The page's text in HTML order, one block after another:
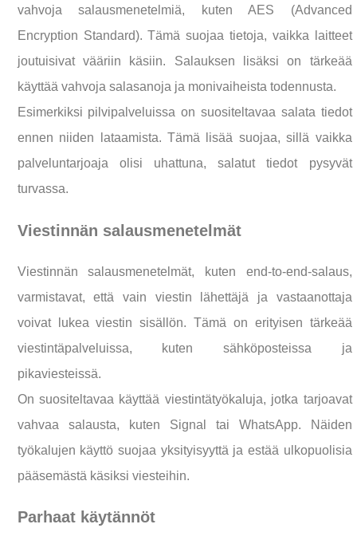
vahvoja salausmenetelmiä, kuten AES (Advanced
Encryption Standard). Tämä suojaa tietoja, vaikka laitteet
joutuisivat vääriin käsiin. Salauksen lisäksi on tärkeää
käyttää vahvoja salasanoja ja monivaiheista todennusta.
Esimerkiksi pilvipalveluissa on suositeltavaa salata tiedot
ennen niiden lataamista. Tämä lisää suojaa, sillä vaikka
palveluntarjoaja olisi uhattuna, salatut tiedot pysyvät
turvassa.
Viestinnän salausmenetelmät
Viestinnän salausmenetelmät, kuten end-to-end-salaus,
varmistavat, että vain viestin lähettäjä ja vastaanottaja
voivat lukea viestin sisällön. Tämä on erityisen tärkeää
viestintäpalveluissa, kuten sähköposteissa ja
pikaviesteissä.
On suositeltavaa käyttää viestintätyökaluja, jotka tarjoavat
vahvaa salausta, kuten Signal tai WhatsApp. Näiden
työkalujen käyttö suojaa yksityisyyttä ja estää ulkopuolisia
pääsemästä käsiksi viesteihin.
Parhaat käytännöt